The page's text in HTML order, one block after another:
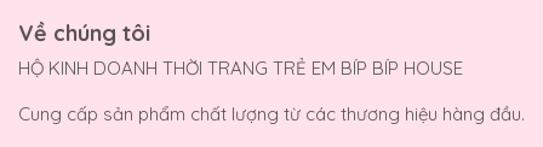
Về chúng tôi
HỘ KINH DOANH THỜI TRANG TRẺ EM BÍP BÍP HOUSE
Cung cấp sản phẩm chất lượng từ các thương hiệu hàng đầu.